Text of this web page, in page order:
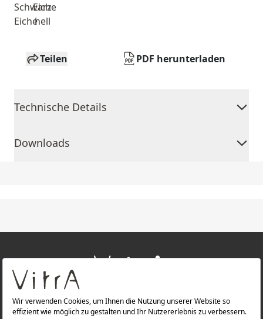
Schwarz-
Eiche
Eiche
hell
Teilen PDF herunterladen
Technische Details
Downloads